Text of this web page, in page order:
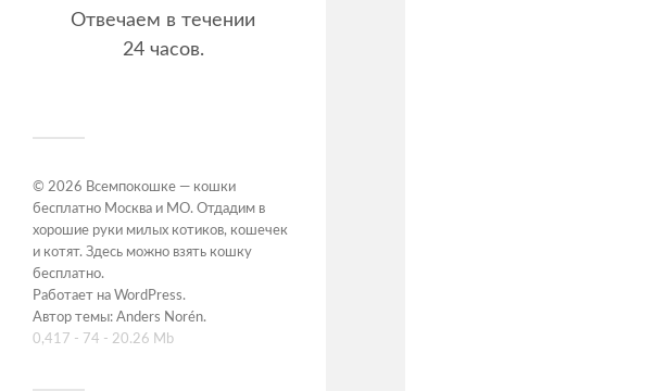
Отвечаем в течении
24 часов.
© 2026 Всемпокошке — кошки
бесплатно Москва и МО. Отдадим в
хорошие руки милых котиков, кошечек
и котят. Здесь можно взять кошку
бесплатно.
Работает на WordPress.
Автор темы: Anders Norén.
0,417 - 74 - 20.26 Mb